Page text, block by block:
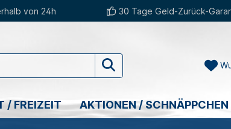
von 24h 30 Tage Geld-Zurück-
/ FREIZEIT AKTIONEN / SCHNÄPPCHEN